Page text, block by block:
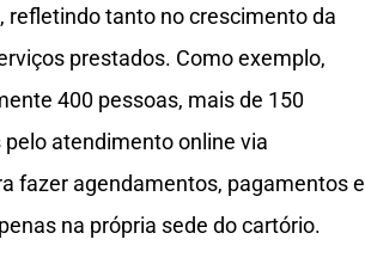
tanto no crescimento da
prestados. Como exemplo,
400 pessoas, mais de 150
atendimento online via
fazer agendamentos, pagamentos e
na própria sede do cartório.